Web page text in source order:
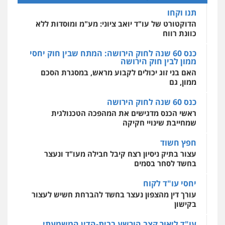
אחסון אתרים
מקצועיים לעורכי דין
מרכז התחלה חדשה
אסירים עבירות מין שירותים מקצועיים
לעורכי דין
תנו וקחו
הדוקטורט של עו"ד יואב ציוני: מע"מ ומוסדות ללא
כוונת רווח
כנס 60 שנה לחוק הירושה: המתח שבין חוק יחסי
ממון לבין חוק הירושה
האם בני זוג יכולים לקבוע מראש, במסגרת הסכם
ממון, גם
כנס 60 שנה לחוק הירושה
ראשי הכנס מדגישים את המהפכה הטכנולגית
שמחייבת שינויי חקיקה
חפץ חשוד
עצור בתיק ניסיון רצח קיבל חבילה מעו"ד ונעצר
בחשד לסחר בסמים
יחסי עו"ד לקוח
עורך דין מהצפון נעצר בחשד להברחת חשיש לעצור
בקישון